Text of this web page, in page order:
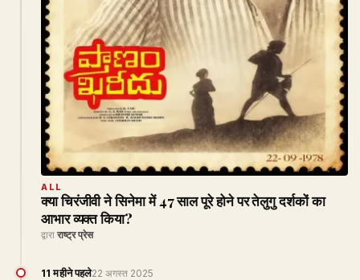
ALL
क्या चिरंजीवी ने सिनेमा में 47 साल पूरे होने पर तेलुगु दर्शकों का
आभार व्यक्त किया?
द्वारा राष्ट्र प्रेस
11 महीने पहले22 अगस्त 2025